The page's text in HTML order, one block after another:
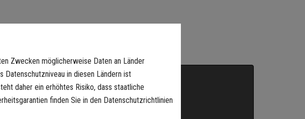
Google Maps inaktiv
Zwecken möglicherweise Daten an Länder
Datenschutzniveau in diesen Ländern ist
daher ein erhöhtes Risiko, dass staatliche
finden Sie in den Datenschutzrichtlinien